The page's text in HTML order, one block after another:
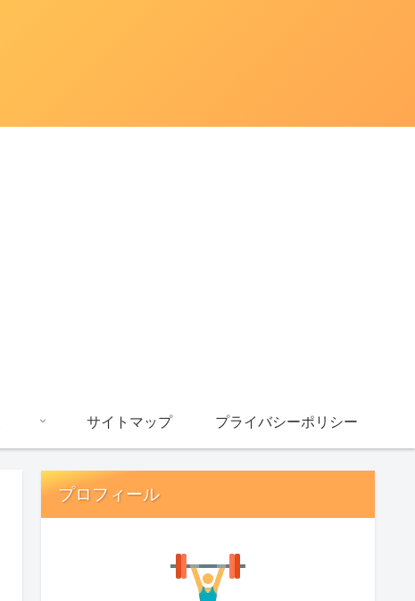
サイトマップ プライバシーポリシー
プロフィール